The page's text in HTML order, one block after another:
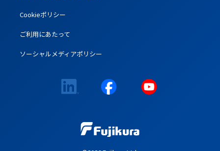
Cookieポリシー
ご利用にあたって
ソーシャルメディアポリシー